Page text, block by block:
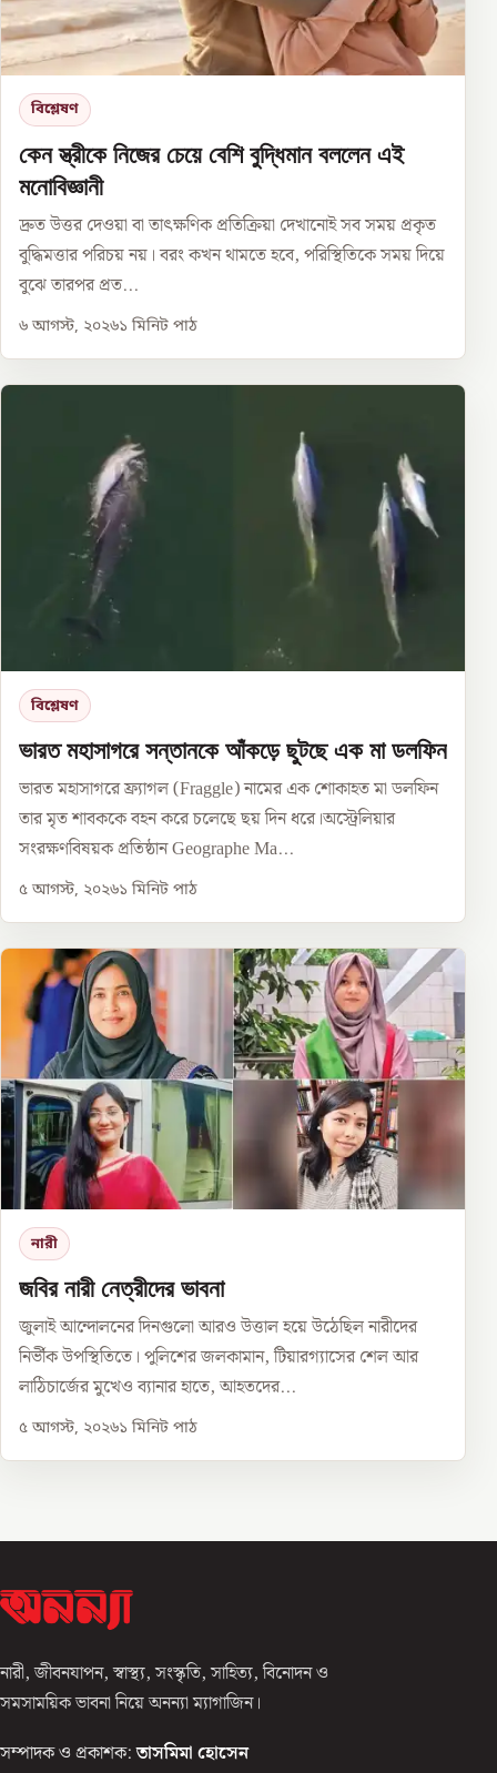
বিশ্লেষণ
কেন স্ত্রীকে নিজের চেয়ে বেশি বুদ্ধিমান বললেন এই
মনোবিজ্ঞানী
দ্রুত উত্তর দেওয়া বা তাৎক্ষণিক প্রতিক্রিয়া দেখানোই সব সময় প্রকৃত
বুদ্ধিমত্তার পরিচয় নয়। বরং কখন থামতে হবে, পরিস্থিতিকে সময় দিয়ে
বুঝে তারপর প্রত...
৬ আগস্ট, ২০২৬১ মিনিট পাঠ
বিশ্লেষণ
ভারত মহাসাগরে সন্তানকে আঁকড়ে ছুটছে এক মা ডলফিন
ভারত মহাসাগরে ফ্র্যাগল (Fraggle) নামের এক শোকাহত মা ডলফিন
তার মৃত শাবককে বহন করে চলেছে ছয় দিন ধরে।অস্ট্রেলিয়ার
সংরক্ষণবিষয়ক প্রতিষ্ঠান Geographe Ma...
৫ আগস্ট, ২০২৬১ মিনিট পাঠ
নারী
জবির নারী নেত্রীদের ভাবনা
জুলাই আন্দোলনের দিনগুলো আরও উত্তাল হয়ে উঠেছিল নারীদের
নির্ভীক উপস্থিতিতে। পুলিশের জলকামান, টিয়ারগ্যাসের শেল আর
লাঠিচার্জের মুখেও ব্যানার হাতে, আহতদের...
৫ আগস্ট, ২০২৬১ মিনিট পাঠ
নারী, জীবনযাপন, স্বাস্থ্য, সংস্কৃতি, সাহিত্য, বিনোদন ও
সমসাময়িক ভাবনা নিয়ে অনন্যা ম্যাগাজিন।
সম্পাদক ও প্রকাশক: তাসমিমা হোসেন